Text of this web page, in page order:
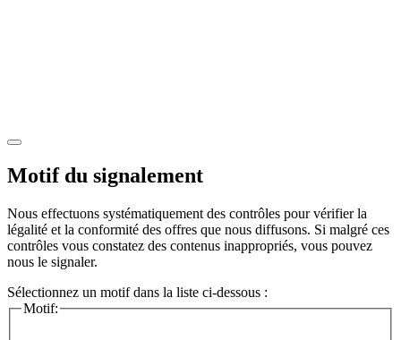
Motif du signalement
Nous effectuons systématiquement des contrôles pour vérifier la
légalité et la conformité des offres que nous diffusons. Si malgré ces
contrôles vous constatez des contenus inappropriés, vous pouvez
nous le signaler.
Sélectionnez un motif dans la liste ci-dessous :
Motif: